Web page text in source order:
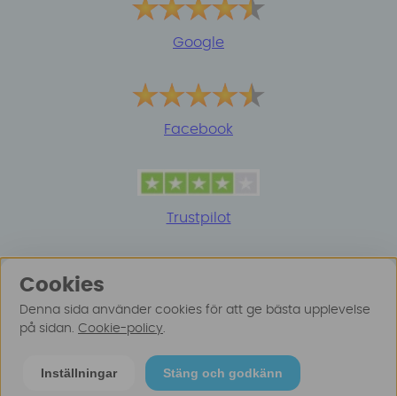
Google
Facebook
Trustpilot
mer här
Cookies
Denna sida använder cookies för att ge bästa upplevelse
på sidan. Cookie-policy.
Inställningar Stäng och godkänn